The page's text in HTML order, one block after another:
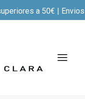
a 50€ |